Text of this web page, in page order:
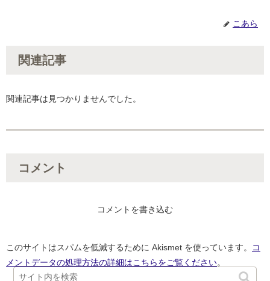
こあら
関連記事
関連記事は見つかりませんでした。
コメント
コメントを書き込む
このサイトはスパムを低減するために Akismet を使っています。
コ
メントデータの処理方法の詳細はこちらをご覧ください。